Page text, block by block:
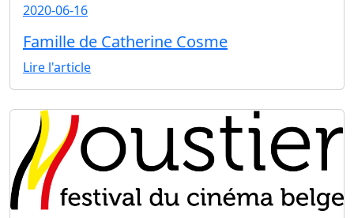
2020-06-16
Famille de Catherine Cosme
Lire l'article